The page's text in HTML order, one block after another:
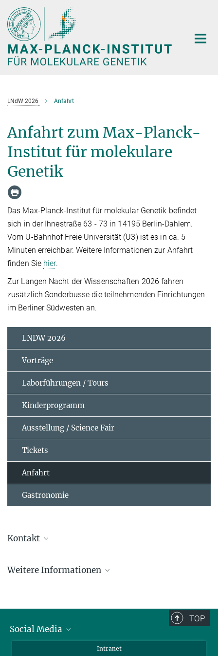
Hauptinhalt
LNdW 2026 Anfahrt
Anfahrt zum Max-Planck-
Institut für molekulare
Genetik
Das Max-Planck-Institut für molekular Genetik befindet
sich in der Ihnestraße 63 - 73 in 14195 Berlin-Dahlem.
Vom U-Bahnhof Freie Universität (U3) ist es in ca. 5
Minuten erreichbar. Weitere Informationen zur Anfahrt
finden Sie hier.
Zur Langen Nacht der Wissenschaften 2026 fahren
zusätzlich Sonderbusse die teilnehmenden Einrichtungen
im Berliner Südwesten an.
LNDW 2026
Vorträge
Laborführungen / Tours
Kinderprogramm
Ausstellung / Science Fair
Tickets
Anfahrt
Gastronomie
Kontakt
Referent*in für Presse- und Öffentlichkeitsarbeit
Weitere Informationen
TOP
Social Media
Intranet